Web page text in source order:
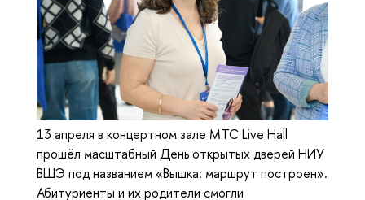
13 апреля в концертном зале MTC Live Hall
прошёл масштабный День открытых дверей НИУ
ВШЭ под названием «Вышка: маршрут построен».
Абитуриенты и их родители смогли